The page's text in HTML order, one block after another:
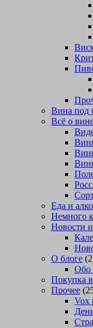
Вина под
Всё о
Еда и
Немного
Новости
О блоге
Обо
Покупка
Прочее
Vox